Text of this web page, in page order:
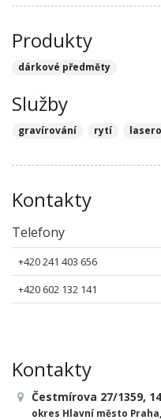
Produkty
dárkové předměty
Služby
gravírování rytí
Kontakty
Telefony
+420 241 403 656
+420 602 132 141
Kontakty
Čestmírova 27/1359,
okres Hlavní město